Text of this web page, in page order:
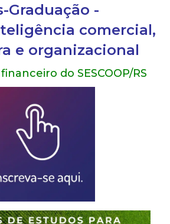
Graduação -
comercial,
e organizacional
do SESCOOP/RS